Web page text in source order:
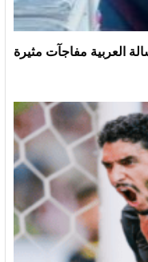
العربية مفاجآت مثيرة